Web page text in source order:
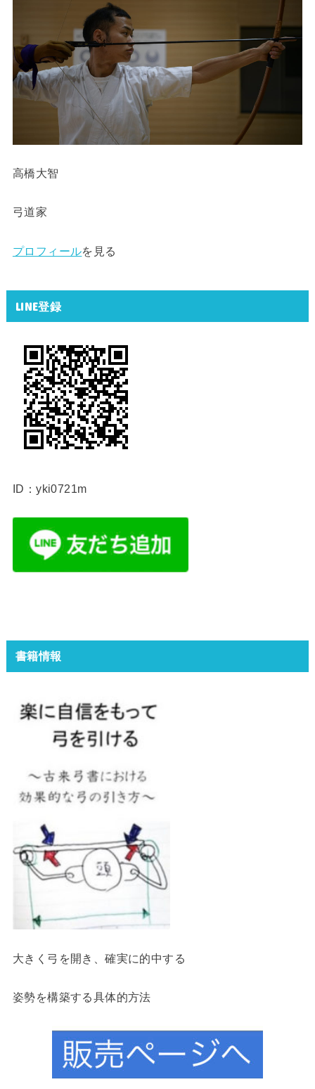
高橋大智
弓道家
プロフィールを見る
LINE登録
ID：yki0721m
書籍情報
大きく弓を開き、確実に的中する
姿勢を構築する具体的方法